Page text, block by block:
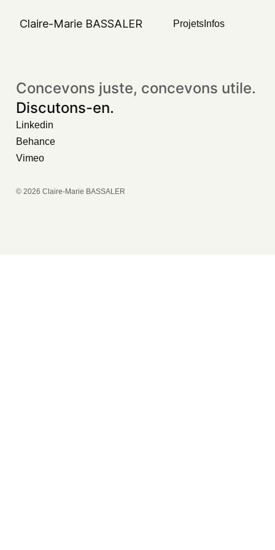
Claire-Marie BASSALER Projets Infos
category or search term.
Concevons juste, concevons utile.
Discutons-en.
Linkedin
Behance
Vimeo
© 2026 Claire-Marie BASSALER